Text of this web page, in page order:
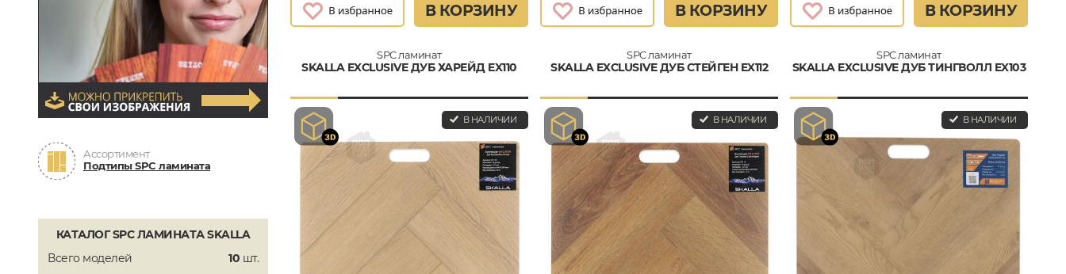
Ассортимент
Подтипы SPC ламината
КАТАЛОГ SPC ЛАМИНАТА SKALLA
Всего моделей
10 шт.
В КОРЗИНУ В КОРЗИНУ В КОРЗИНУ
SPC ламинат
SKALLA EXCLUSIVE ДУБ ХАРЕЙД EX110
В НАЛИЧИИ
SPC ламинат
SKALLA EXCLUSIVE ДУБ СТЕЙГЕН EX112
В НАЛИЧИИ
SPC ламинат
SKALLA EXCLUSIVE ДУБ ТИНГВОЛЛ EX103
В НАЛИЧИИ